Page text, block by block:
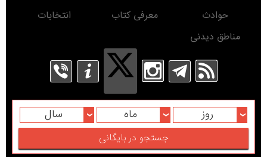
حوادث
معرفی کتاب
انتخابات
مناطق دیدنی
روز ماه سال